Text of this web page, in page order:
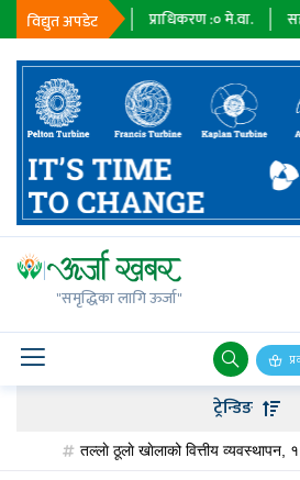
विद्युत अपडेट
मे.वा.घन्टा प्राधिकरण :०मे.वा. सहायक
"समृद्धिका लागि ऊर्जा"
जलविद्युत्
सोलार
वायु
बायोग्यास
पेट्रोलियम
ट्रेन्डिङ
तल्लाे ठूलाे खाेलाको वित्तीय व्यवस्थापन, १